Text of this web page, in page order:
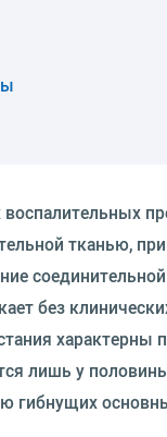
тканью,
без
характерны
лишь у
гибнущих